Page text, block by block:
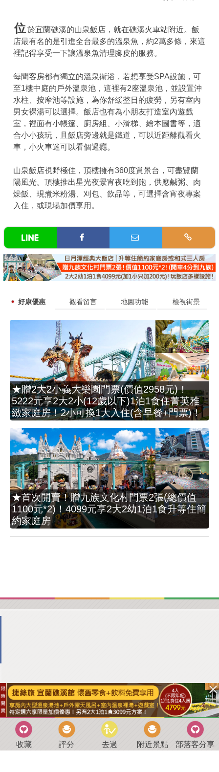
位 於宜蘭礁溪的山泉飯店，就在礁溪火車站附近。飯
店最有名的是引進全台最多的溫泉魚，約2萬多條，來這
裡記得享受一下讓溫泉魚清理腳皮的服務。
每間客房都有獨立的溫泉衛浴，若想享受SPA設施，可
至1樓中庭的戶外溫泉池，這裡有2座溫泉池，並設置沖
水柱、按摩池等設施，為你舒緩整日的疲勞，另有室內
男女裸湯可以選擇。飯店也有為小朋友打造室內遊戲
室，裡面有小帳篷、廚房組、小滑梯、繪本圖書等，適
合小小孩玩，且飯店旁邊就是鐵道，可以近距離觀看火
車，小火車迷可以看個過癮。
山泉飯店視野極佳，頂樓擁有360度賞景台，可盡覽蘭
陽風光。頂樓推出星光夜景宵夜吃到飽，供應鹹粥、肉
燥飯、現煮米粉湯、刈包、飲品等，可選擇含宵夜專案
入住，或現場加價享用。
好康優惠 觀看留言 地圖功能 檢視街景
★贈2大2小義大樂園門票(價值2958元)！
5222元享2大2小(12歲以下)1泊1食住菁英雅
緻家庭房！2小可換1大入住(含早餐+門票)！
★首次開賣！贈九族文化村門票2張(總價值
1100元*2)！4099元享2大2幼1泊1食升等住簡
約家庭房
收藏 評分 去過 附近景點 部落客分享